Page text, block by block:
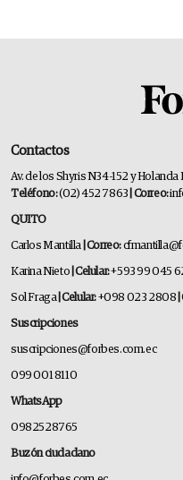
Contactos
Av. de los Shyris N34-152 y
Teléfono:(02) 452 7863 | Correo:
QUITO
Carlos Mantilla | Correo:
Karina Nieto | Celular:+593 99 045
Sol Fraga| Celular:+098 023 2808
Suscripciones
suscripciones@forbes.com.ec
099 001 8110
WhatsApp
0982528765
Buzón ciudadano